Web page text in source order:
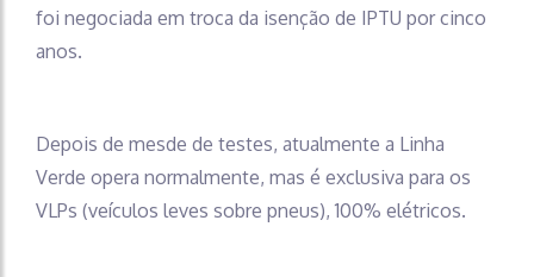
foi negociada em troca da isenção de IPTU por cinco
anos.
Depois de mesde de testes, atualmente a Linha
Verde opera normalmente, mas é exclusiva para os
VLPs (veículos leves sobre pneus), 100% elétricos.